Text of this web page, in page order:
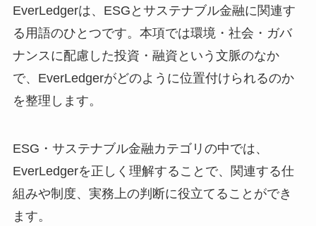
EverLedgerは、ESGとサステナブル金融に関連す
る用語のひとつです。本項では環境・社会・ガバ
ナンスに配慮した投資・融資という文脈のなか
で、EverLedgerがどのように位置付けられるのか
を整理します。
ESG・サステナブル金融カテゴリの中では、
EverLedgerを正しく理解することで、関連する仕
組みや制度、実務上の判断に役立てることができ
ます。